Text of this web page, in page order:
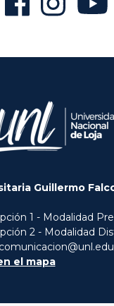
Guillermo
1 - Modalidad
2 - Modalidad
el mapa